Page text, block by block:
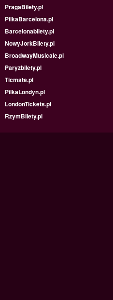
PragaBilety.pl
PilkaBarcelona.pl
Barcelonabilety.pl
NowyJorkBilety.pl
BroadwayMusicale.pl
Paryzbilety.pl
Ticmate.pl
PilkaLondyn.pl
LondonTickets.pl
RzymBilety.pl